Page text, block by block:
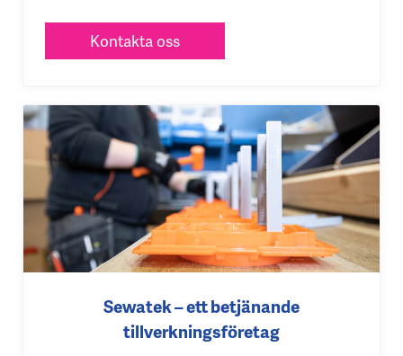
Kontakta oss
Sewatek – ett betjänande
tillverkningsföretag